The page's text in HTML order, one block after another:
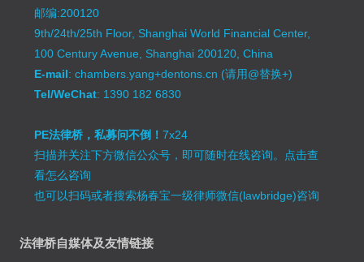
邮编:200120
9th/24th/25th Floor, Shanghai World Financial Center,
100 Century Avenue, Shanghai 200120, China
E-mail: chambers.yang+dentons.cn (请用@替换+)
Tel/WeChat: 1390 182 6830
PE法律桥，私募问不倒！7x24
扫描并关注下方微信公众号，即可随时在线咨询。 点击查
看怎么咨询
也可以扫码或者搜索杨春宝一级律师微信(lawbridge)咨询
法律桥自媒体及友情链接